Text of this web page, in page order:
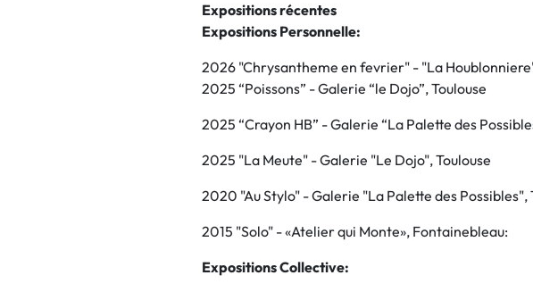
Expositions récentes
Expositions Personnelle:
2026 "Chrysantheme en fevrier" - "La
2025 “Poissons” - Galerie “le Dojo”, Toulouse
2025 “Crayon HB” - Galerie “La Palette des
2025 "La Meute" - Galerie "Le Dojo", Toulouse
2020 "Au Stylo" - Galerie "La Palette des Possibles",
2015 "Solo" - «Atelier qui Monte», Fontainebleau:
Expositions Collective: